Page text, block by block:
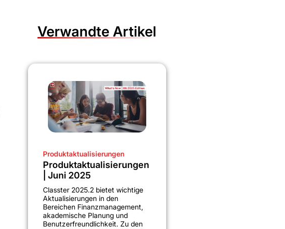
Verwandte Artikel
Produktaktualisierungen
Produktaktualisierungen
| Juni 2025
Classter 2025.2 bietet wichtige
Aktualisierungen in den
Bereichen Finanzmanagement,
akademische Planung und
Benutzerfreundlichkeit. Zu den